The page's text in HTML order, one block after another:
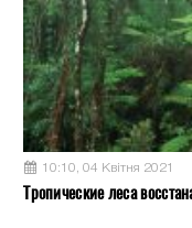
10:10, 04 Квітня 2021
Тропические леса